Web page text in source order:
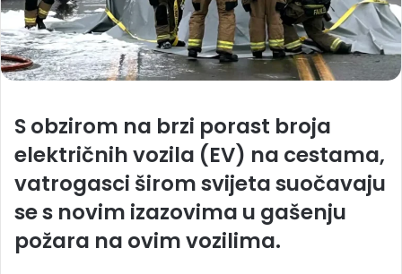
S obzirom na brzi porast broja
električnih vozila (EV) na cestama,
vatrogasci širom svijeta suočavaju
se s novim izazovima u gašenju
požara na ovim vozilima.